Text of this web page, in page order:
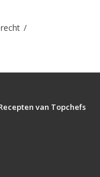
/
van Topchefs